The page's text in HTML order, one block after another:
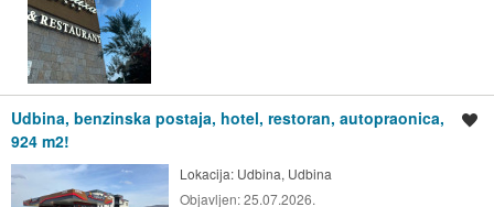
Udbina, benzinska postaja, hotel, restoran, autopraonica,
924 m2!
Lokacija: Udbina, Udbina
Objavljen:25.07.2026.